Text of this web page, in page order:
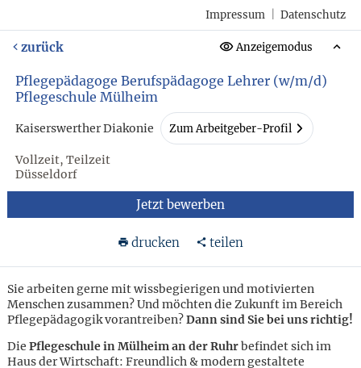
Impressum Datenschutz
zurück Anzeigemodus
Pflegepädagoge Berufspädagoge Lehrer (w/m/d)
Pflegeschule Mülheim
Kaiserswerther Diakonie Zum Arbeitgeber-Profil
Vollzeit, Teilzeit
Düsseldorf
Jetzt bewerben
drucken teilen
Sie arbeiten gerne mit wissbegierigen und motivierten
Menschen zusammen? Und möchten die Zukunft im Bereich
Pflegepädagogik vorantreiben?Dann sind Sie bei uns richtig!
Die Pflegeschule in Mülheim an der Ruhrbefindet sich im
Haus der Wirtschaft: Freundlich & modern gestaltete